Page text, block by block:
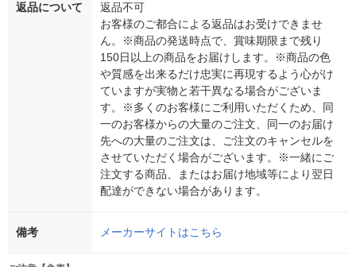
返品について
返品不可
お客様のご都合による返品はお受けできませ
ん。※商品の発送時点で、賞味期限まで残り
150日以上の商品をお届けします。※商品の色
や質感を出来るだけ忠実に再現するよう心がけ
ていますが実物と若干異なる場合がございま
す。※多くのお客様にご利用いただくため、同
一のお客様からの大量のご注文、同一のお届け
先への大量のご注文は、ご注文のキャンセルを
させていただく場合がございます。※一緒にご
注文する商品、またはお届け地域等により翌日
配達ができない場合があります。
備考 メーカーサイトはこちら